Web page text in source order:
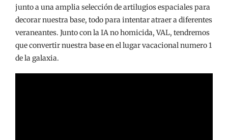
junto a una amplia selección de artilugios espaciales para
decorar nuestra base, todo para intentar atraer a diferentes
veraneantes. Junto con la IA no homicida, VAL, tendremos
que convertir nuestra base en el lugar vacacional numero 1
de la galaxia.